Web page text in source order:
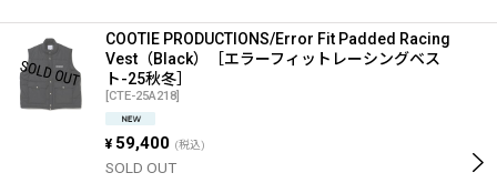
COOTIE PRODUCTIONS/Error Fit Padded Racing
Vest（Black）［エラーフィットレーシングベス
ト-25秋冬］
[CTE-25A218]
¥ 59,400 (税込)
SOLD OUT